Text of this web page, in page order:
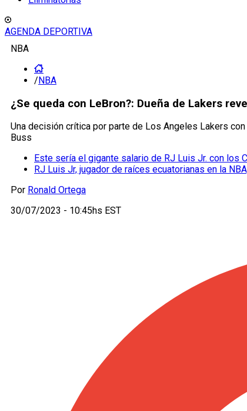
AGENDA DEPORTIVA
NBA
/NBA
¿Se queda con LeBron?: Dueña de Lakers
Una decisión crítica por parte de Los Angeles Lakers
Buss
Este sería el gigante salario de RJ Luis Jr. con los
RJ Luis Jr, jugador de raíces ecuatorianas en la
Por Ronald Ortega
30/07/2023 - 10:45hs EST